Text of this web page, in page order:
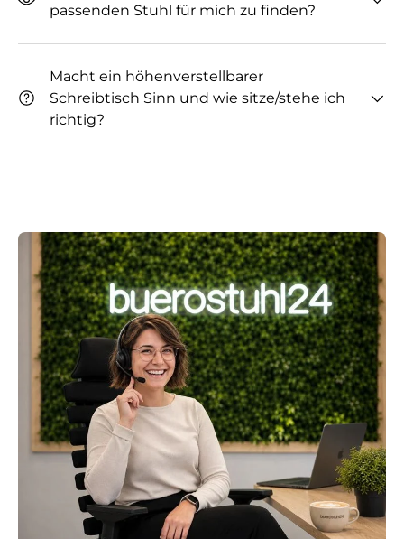
passenden Stuhl für mich zu finden?
Macht ein höhenverstellbarer
Schreibtisch Sinn und wie sitze/stehe ich
richtig?